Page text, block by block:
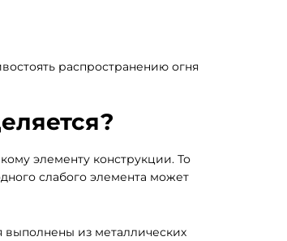
распространению огня
элементу конструкции. То
слабого элемента может
из металлических